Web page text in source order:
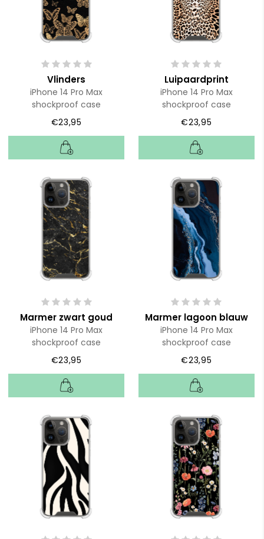
Vlinders
iPhone 14 Pro Max
shockproof case
€23,95
Luipaardprint
iPhone 14 Pro Max
shockproof case
€23,95
Marmer zwart goud
iPhone 14 Pro Max
shockproof case
€23,95
Marmer lagoon blauw
iPhone 14 Pro Max
shockproof case
€23,95